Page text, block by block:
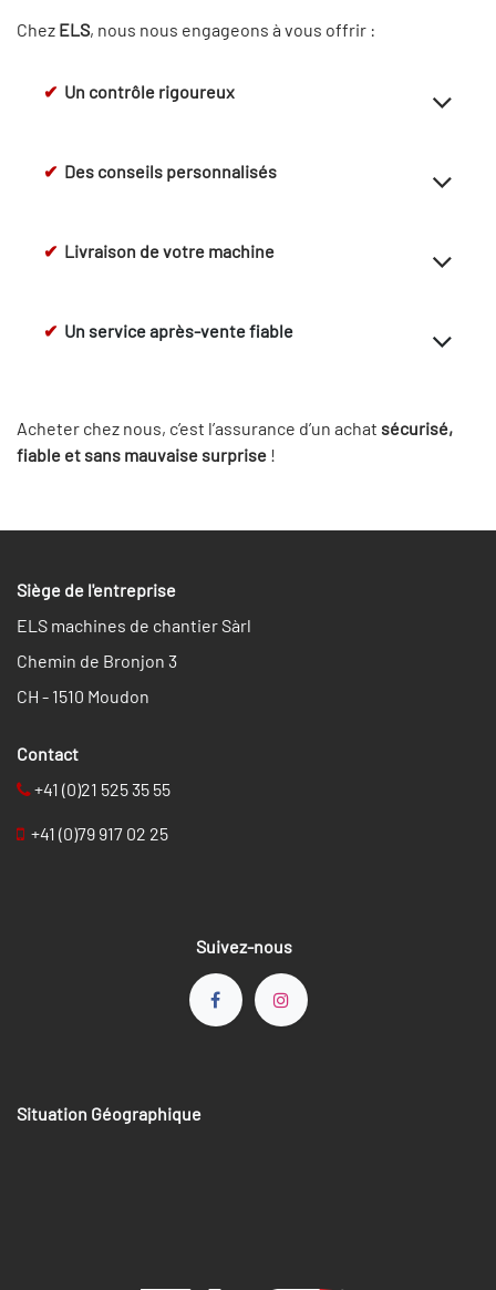
Chez ELS, nous nous engageons à vous offrir :
✔ Un contrôle rigoureux
✔ Des conseils personnalisés
✔ Livraison de votre machine
✔ Un service après-vente fiable
Acheter chez nous, c’est l’assurance d’un achat sécurisé,
fiable et sans mauvaise surprise !
Siège de l'entreprise
ELS machines de chantier Sàrl
Chemin de Bronjon 3
CH - 1510 Moudon
​​Contact
+41 (0)21 525 35 55
+41 (0)79 917 02 25
Suivez-nous
Situation Géographique